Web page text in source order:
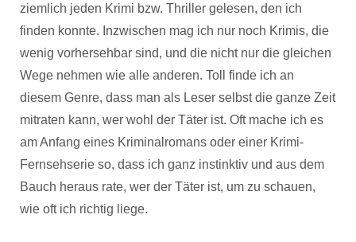
ziemlich jeden Krimi bzw. Thriller gelesen, den ich
finden konnte. Inzwischen mag ich nur noch Krimis, die
wenig vorhersehbar sind, und die nicht nur die gleichen
Wege nehmen wie alle anderen. Toll finde ich an
diesem Genre, dass man als Leser selbst die ganze Zeit
mitraten kann, wer wohl der Täter ist. Oft mache ich es
am Anfang eines Kriminalromans oder einer Krimi-
Fernsehserie so, dass ich ganz instinktiv und aus dem
Bauch heraus rate, wer der Täter ist, um zu schauen,
wie oft ich richtig liege.